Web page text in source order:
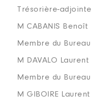
Trésorière-adjointe
M CABANIS Benoît
Membre du Bureau
M DAVALO Laurent
Membre du Bureau
M GIBOIRE Laurent